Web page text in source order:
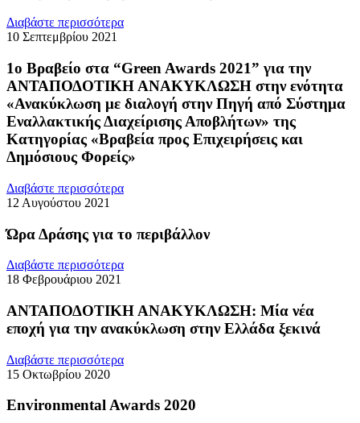
Διαβάστε περισσότερα
10 Σεπτεμβρίου 2021
1ο Βραβείο στα “Green Awards 2021” για την
ΑΝΤΑΠΟΔΟΤΙΚΗ ΑΝΑΚΥΚΛΩΣΗ στην ενότητα
«Ανακύκλωση με διαλογή στην Πηγή από Σύστημα
Εναλλακτικής Διαχείρισης Αποβλήτων» της
Κατηγορίας «Βραβεία προς Επιχειρήσεις και
Δημόσιους Φορείς»
Διαβάστε περισσότερα
12 Αυγούστου 2021
Ώρα Δράσης για το περιβάλλον
Διαβάστε περισσότερα
18 Φεβρουάριου 2021
ΑΝΤΑΠΟΔΟΤΙΚΗ ΑΝΑΚΥΚΛΩΣΗ: Μία νέα
εποχή για την ανακύκλωση στην Ελλάδα ξεκινά
Διαβάστε περισσότερα
15 Οκτωβρίου 2020
Environmental Awards 2020